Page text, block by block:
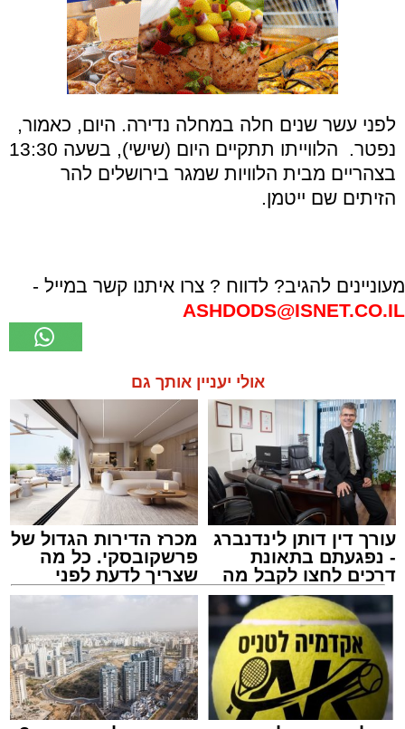
לפני עשר שנים חלה במחלה נדירה. היום, כאמור,
נפטר. הלווייתו תתקיים היום (שישי), בשעה 13:30
בצהריים מבית הלוויות שמגר בירושלים להר
הזיתים שם ייטמן.
מעוניינים להגיב? לדווח ? צרו איתנו קשר במייל -
ASHDODS@ISNET.CO.IL
אולי יעניין אותך גם
עורך דין דותן לינדנברג
- נפגעתם בתאונת
דרכים לחצו לקבל מה
שמגיע לכם
מכרז הדירות הגדול של
פרשקובסקי. כל מה
שצריך לדעת לפני
שמגישים הצעה לדירה